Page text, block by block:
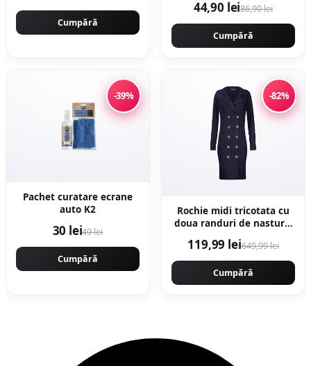
CAMPION CMP1756
Cumpără
portelanata
44,90 lei86,90 lei
Cumpără
-39%
Pachet curatare ecrane
auto K2
30 lei49 lei
Cumpără
-82%
Rochie midi tricotata cu
doua randuri de nasturi -
119,99 lei649,99 lei
Cumpără